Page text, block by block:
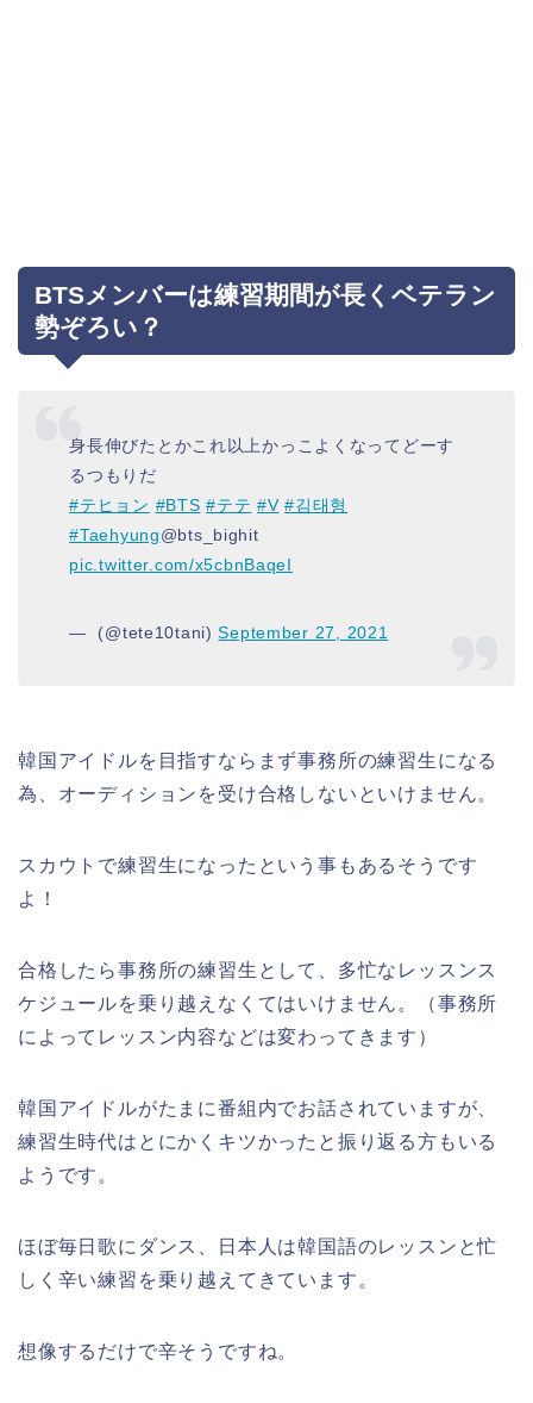
BTSメンバーは練習期間が長くベテラン
勢ぞろい？
身長伸びたとかこれ以上かっこよくなってどーす
るつもりだ
#テヒョン #BTS #テテ #V #김태형
#Taehyung@bts_bighit
pic.twitter.com/x5cbnBaqeI
— ️ (@tete10tani)September 27, 2021
韓国アイドルを目指すならまず事務所の練習生になる
為、オーディションを受け合格しないといけません。
スカウトで練習生になったという事もあるそうです
よ！
合格したら事務所の練習生として、多忙なレッスンス
ケジュールを乗り越えなくてはいけません。（事務所
によってレッスン内容などは変わってきます）
韓国アイドルがたまに番組内でお話されていますが、
練習生時代はとにかくキツかったと振り返る方もいる
ようです。
ほぼ毎日歌にダンス、日本人は韓国語のレッスンと忙
しく辛い練習を乗り越えてきています。
想像するだけで辛そうですね。